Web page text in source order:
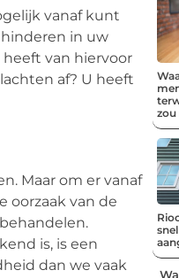
vanaf kunt
in uw
van hiervoor
af? U heeft
Maar om er vanaf
oorzaak van de
is, is een
dan we vaak
zou